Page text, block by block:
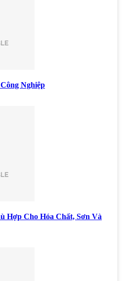
Nghiệp
Hợp Cho Hóa Chất, Sơn Và